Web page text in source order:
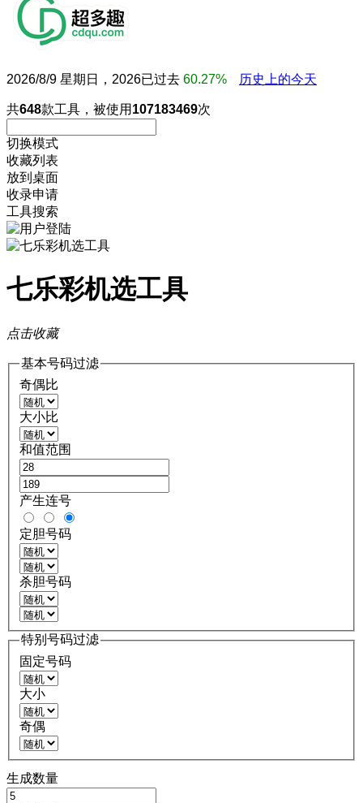
2026/8/9 星期日，2026已过去 60.27% 历史上的今天
共648款工具，被使用 107183469次
切换模式
收藏列表
放到桌面
收录申请
工具搜索
七乐彩机选工具
点击收藏
基本号码过滤
奇偶比
大小比
和值范围
产生连号
定胆号码
杀胆号码
特别号码过滤
固定号码
大小
奇偶
生成数量